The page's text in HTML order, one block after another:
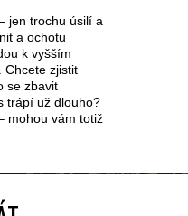
jen trochu úsilí a
a ochotu
k vyšším
Chcete zjistit
se zbavit
trápí už dlouho?
mohou vám totiž